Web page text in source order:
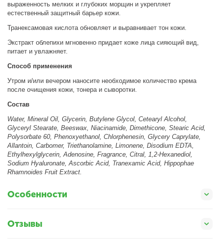
выраженность мелких и глубоких морщин и укрепляет
естественный защитный барьер кожи.
Транексамовая кислота обновляет и выравнивает тон кожи.
Экстракт облепихи мгновенно придает коже лица сияющий вид,
питает и увлажняет.
Способ применения
Утром и/или вечером наносите необходимое количество крема
после очищения кожи, тонера и сыворотки.
Состав
Water, Mineral Oil, Glycerin, Butylene Glycol, Cetearyl Alcohol,
Glyceryl Stearate, Beeswax, Niacinamide, Dimethicone, Stearic Acid,
Polysorbate 60, Phenoxyethanol, Chlorphenesin, Glycery Caprylate,
Allantoin, Carbomer, Triethanolamine, Limonene, Disodium EDTA,
Ethylhexylglycerin, Adenosine, Fragrance, Citral, 1,2-Hexanediol,
Sodium Hyaluronate, Ascorbic Acid, Tranexamic Acid, Hippophae
Rhamnoides Fruit Extract.
Особенности
Отзывы